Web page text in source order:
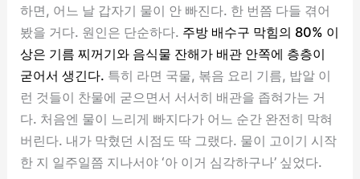
하면, 어느 날 갑자기 물이 안 빠진다. 한 번쯤 다들 겪어
봤을 거다. 원인은 단순하다. 주방 배수구 막힘의 80% 이
상은 기름 찌꺼기와 음식물 잔해가 배관 안쪽에 층층이
굳어서 생긴다. 특히 라면 국물, 볶음 요리 기름, 밥알 이
런 것들이 찬물에 굳으면서 서서히 배관을 좁혀가는 거
다. 처음엔 물이 느리게 빠지다가 어느 순간 완전히 막혀
버린다. 내가 막혔던 시점도 딱 그랬다. 물이 고이기 시작
한 지 일주일쯤 지나서야 ‘아 이거 심각하구나’ 싶었다.